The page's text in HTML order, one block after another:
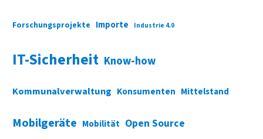
Forschungsprojekte Importe Industrie 4.0
IT-Sicherheit Know-how
Kommunalverwaltung Konsumenten Mittelstand
Mobilgeräte Mobilität Open Source